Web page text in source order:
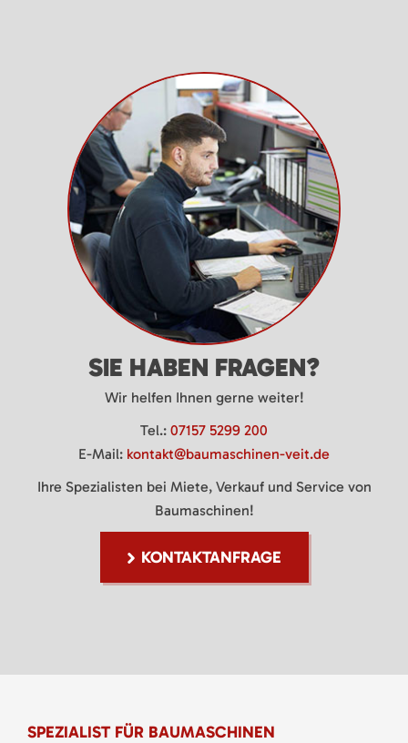
SIE HABEN FRAGEN?
Wir helfen Ihnen gerne weiter!
Tel.: 07157 5299 200
E-Mail: kontakt@baumaschinen-veit.de
Ihre Spezialisten bei Miete, Verkauf und Service von
Baumaschinen!
KONTAKTANFRAGE
SPEZIALIST FÜR BAUMASCHINEN